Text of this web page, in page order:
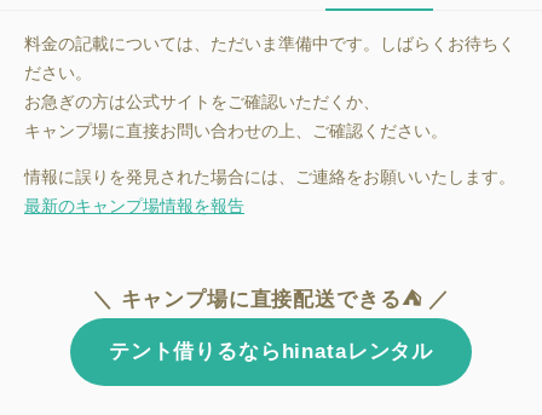
料金の記載については、ただいま準備中です。しばらくお待ちく
ださい。
お急ぎの方は公式サイトをご確認いただくか、
キャンプ場に直接お問い合わせの上、ご確認ください。
情報に誤りを発見された場合には、ご連絡をお願いいたします。
最新のキャンプ場情報を報告
＼ キャンプ場に直接配送できる⛺ ／
テント借りるならhinataレンタル